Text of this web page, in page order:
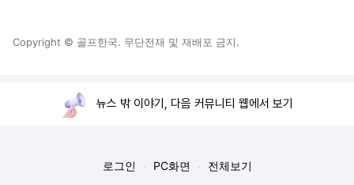
Copyright © 골프한국. 무단전재 및 재배포 금지.
뉴스 밖 이야기, 다음 커뮤니티 웹에서 보기
로그인 PC화면 전체보기